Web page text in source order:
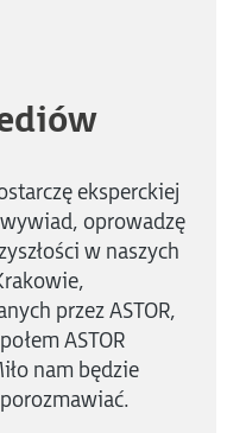
eksperckiej
oprowadzę
w naszych
przez ASTOR,
ASTOR
nam będzie